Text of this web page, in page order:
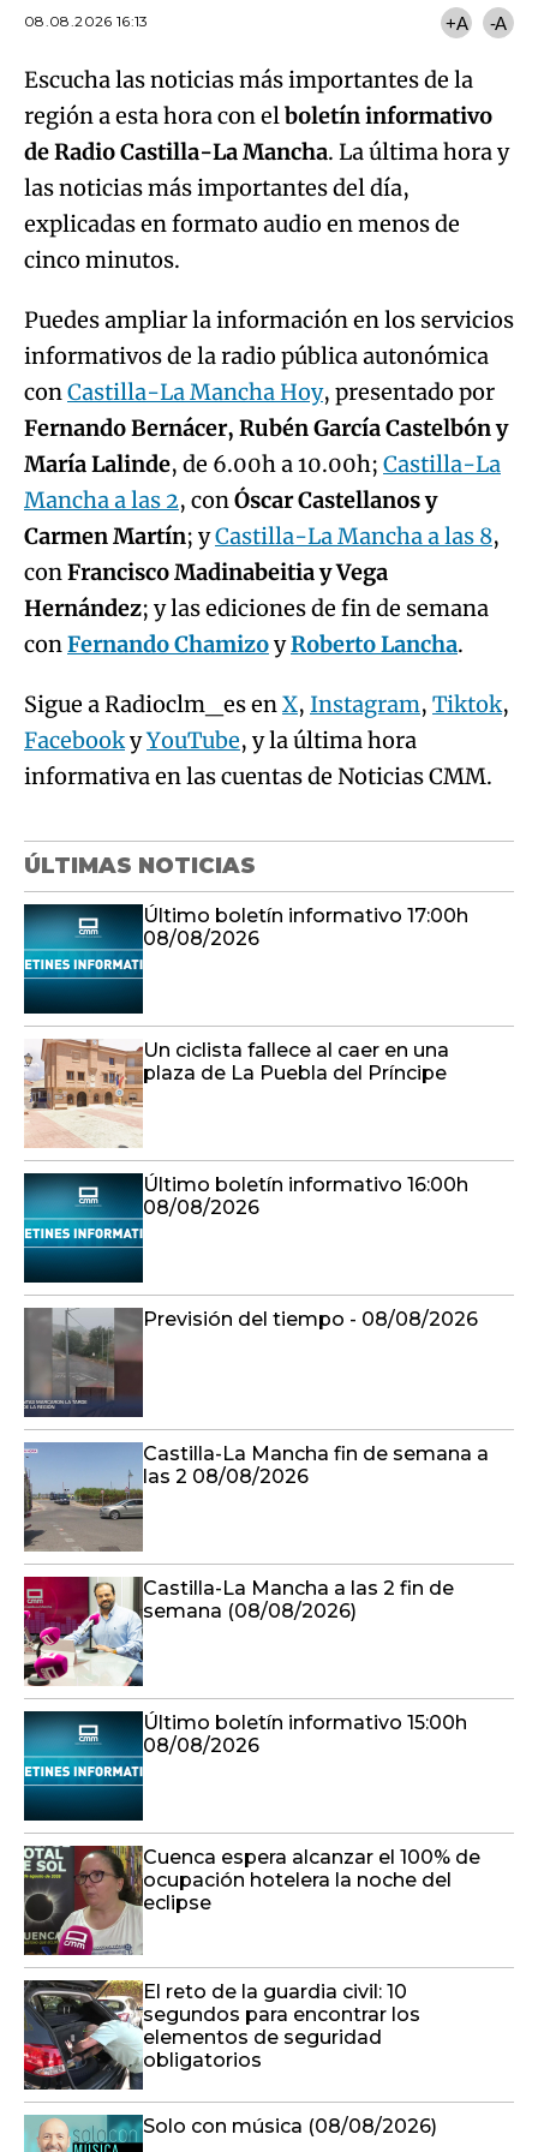
08.08.2026 16:13
+A -A
Escucha las noticias más importantes de la
región a esta hora con elboletín informativo
de Radio Castilla-La Mancha. La última hora y
las noticias más importantes del día,
explicadas en formato audio en menos de
cinco minutos.
Puedes ampliar la información en los servicios
informativos de la radio pública autonómica
conCastilla-La Mancha Hoy, presentado por
Fernando Bernácer, Rubén García Castelbón y
María Lalinde, de 6.00h a 10.00h; Castilla-La
Mancha a las 2, conÓscar Castellanos y
Carmen Martín; yCastilla-La Mancha a las 8,
conFrancisco Madinabeitia y Vega
Hernández; y las ediciones de fin de semana
conFernando ChamizoyRoberto Lancha.
Sigue a Radioclm_es enX, Instagram, Tiktok,
FacebookyYouTube, y la última hora
informativa en las cuentas de Noticias CMM.
ÚLTIMAS NOTICIAS
Último boletín informativo 17:00h
08/08/2026
Un ciclista fallece al caer en una
plaza de La Puebla del Príncipe
Último boletín informativo 16:00h
08/08/2026
Previsión del tiempo - 08/08/2026
Castilla-La Mancha fin de semana a
las 2 08/08/2026
Castilla-La Mancha a las 2 fin de
semana (08/08/2026)
Último boletín informativo 15:00h
08/08/2026
Cuenca espera alcanzar el 100% de
ocupación hotelera la noche del
eclipse
El reto de la guardia civil: 10
segundos para encontrar los
elementos de seguridad
obligatorios
Solo con música (08/08/2026)